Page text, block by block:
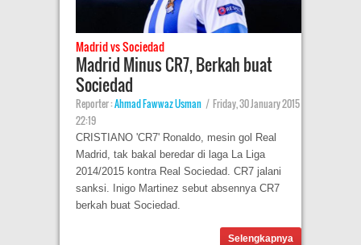
Madrid vs Sociedad
Madrid Minus CR7, Berkah buat
Sociedad
Reporter :Ahmad Fawwaz Usman | Friday, 30 January 2015
22:19
CRISTIANO 'CR7' Ronaldo, mesin gol Real
Madrid, tak bakal beredar di laga La Liga
2014/2015 kontra Real Sociedad. CR7 jalani
sanksi. Inigo Martinez sebut absennya CR7
berkah buat Sociedad.
Selengkapnya